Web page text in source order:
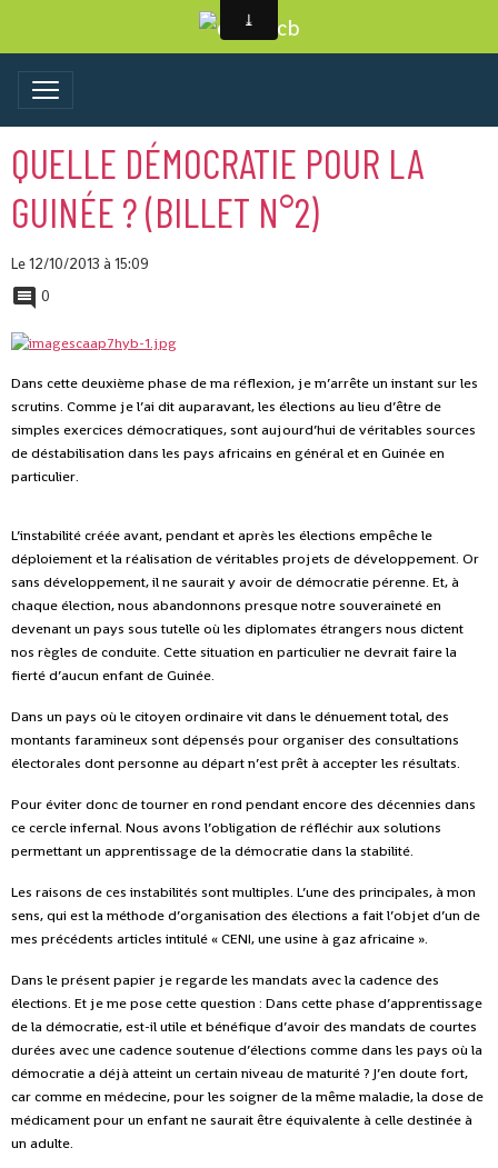
QUELLE DÉMOCRATIE POUR LA
GUINÉE ? (BILLET N°2)
Le 12/10/2013 à 15:09
0
Dans cette deuxième phase de ma réflexion, je m’arrête un instant sur les
scrutins. Comme je l’ai dit auparavant, les élections au lieu d’être de
simples exercices démocratiques, sont aujourd’hui de véritables sources
de déstabilisation dans les pays africains en général et en Guinée en
particulier.
L’instabilité créée avant, pendant et après les élections empêche le
déploiement et la réalisation de véritables projets de développement. Or
sans développement, il ne saurait y avoir de démocratie pérenne. Et, à
chaque élection, nous abandonnons presque notre souveraineté en
devenant un pays sous tutelle où les diplomates étrangers nous dictent
nos règles de conduite. Cette situation en particulier ne devrait faire la
fierté d’aucun enfant de Guinée.
Dans un pays où le citoyen ordinaire vit dans le dénuement total, des
montants faramineux sont dépensés pour organiser des consultations
électorales dont personne au départ n’est prêt à accepter les résultats.
Pour éviter donc de tourner en rond pendant encore des décennies dans
ce cercle infernal. Nous avons l’obligation de réfléchir aux solutions
permettant un apprentissage de la démocratie dans la stabilité.
Les raisons de ces instabilités sont multiples. L’une des principales, à mon
sens, qui est la méthode d’organisation des élections a fait l’objet d’un de
mes précédents articles intitulé « CENI, une usine à gaz africaine ».
Dans le présent papier je regarde les mandats avec la cadence des
élections. Et je me pose cette question : Dans cette phase d’apprentissage
de la démocratie, est-il utile et bénéfique d’avoir des mandats de courtes
durées avec une cadence soutenue d’élections comme dans les pays où la
démocratie a déjà atteint un certain niveau de maturité ? J’en doute fort,
car comme en médecine, pour les soigner de la même maladie, la dose de
médicament pour un enfant ne saurait être équivalente à celle destinée à
un adulte.